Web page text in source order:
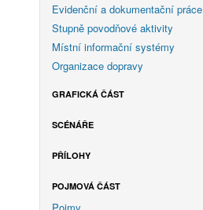
Evidenční a dokumentační práce
Stupně povodňové aktivity
Místní informační systémy
Organizace dopravy
GRAFICKÁ ČÁST
SCÉNÁŘE
PŘÍLOHY
POJMOVÁ ČÁST
Pojmy